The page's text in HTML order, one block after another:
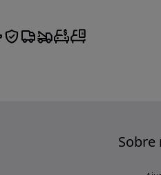
Sobre